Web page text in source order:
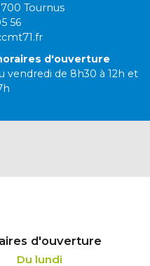
Tournus
56
d'ouverture
vendredi de 8h30 à 12h et
d'ouverture
Du lundi